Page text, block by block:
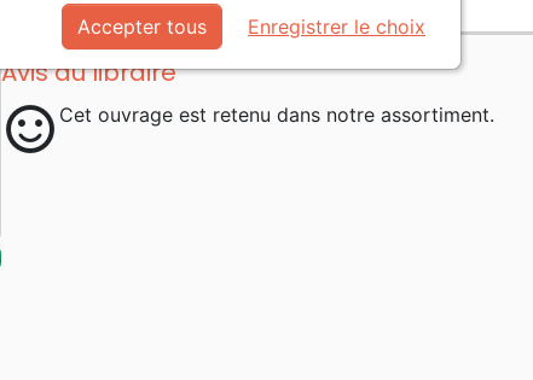
Avis du libraire
sentiment_satisfied Cet ouvrage est retenu dans notre assortiment.
Accepter tous Enregistrer le choix